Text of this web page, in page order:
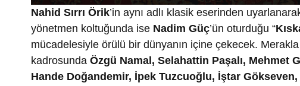
Nahid Sırrı Örik’in aynı adlı klasik eserinden
yönetmen koltuğunda ise Nadim Güç’ün oturduğu “
mücadelesiyle örülü bir dünyanın içine çekecek.
kadrosunda Özgü Namal, Selahattin Paşalı, Mehmet
Hande Doğandemir, İpek Tuzcuoğlu, İştar